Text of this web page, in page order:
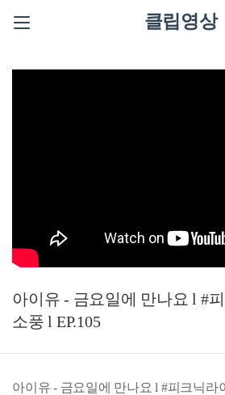
클립영상
아이유 - 금요일에 만나요 l #
소풍 l EP.105
아이유 - 금요일에 만나요 l #피크닉라